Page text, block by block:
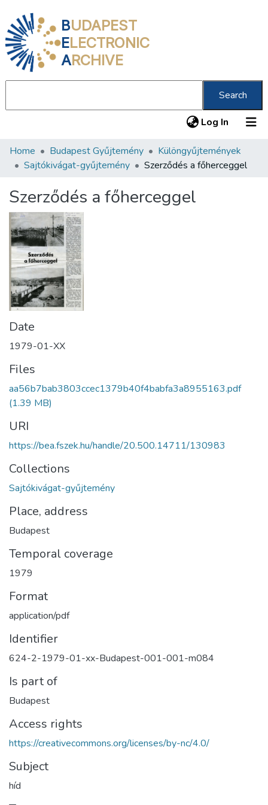
BUDAPEST
ELECTRONIC
ARCHIVE
Search
Log In (current)
Communities & Collections
Statistics
About us
Home Budapest Gyűjtemény
Különgyűjtemények
Sajtókivágat-gyűjtemény
Szerződés a főherceggel
Szerződés a főherceggel
Date
1979-01-XX
Files
aa56b7bab3803ccec1379b40f4babfa3a8955163.pdf
(1.39 MB)
URI
https://bea.fszek.hu/handle/20.500.14711/130983
Collections
Sajtókivágat-gyűjtemény
Place, address
Budapest
Temporal coverage
1979
Format
application/pdf
Identifier
624-2-1979-01-xx-Budapest-001-001-m084
Is part of
Budapest
Access rights
https://creativecommons.org/licenses/by-nc/4.0/
Subject
híd